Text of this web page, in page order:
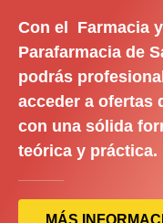
Con el Farmacia y
Parafarmacia de
podrás
acceder a ofertas
con una sólida
teórica y práctica.
MÁS